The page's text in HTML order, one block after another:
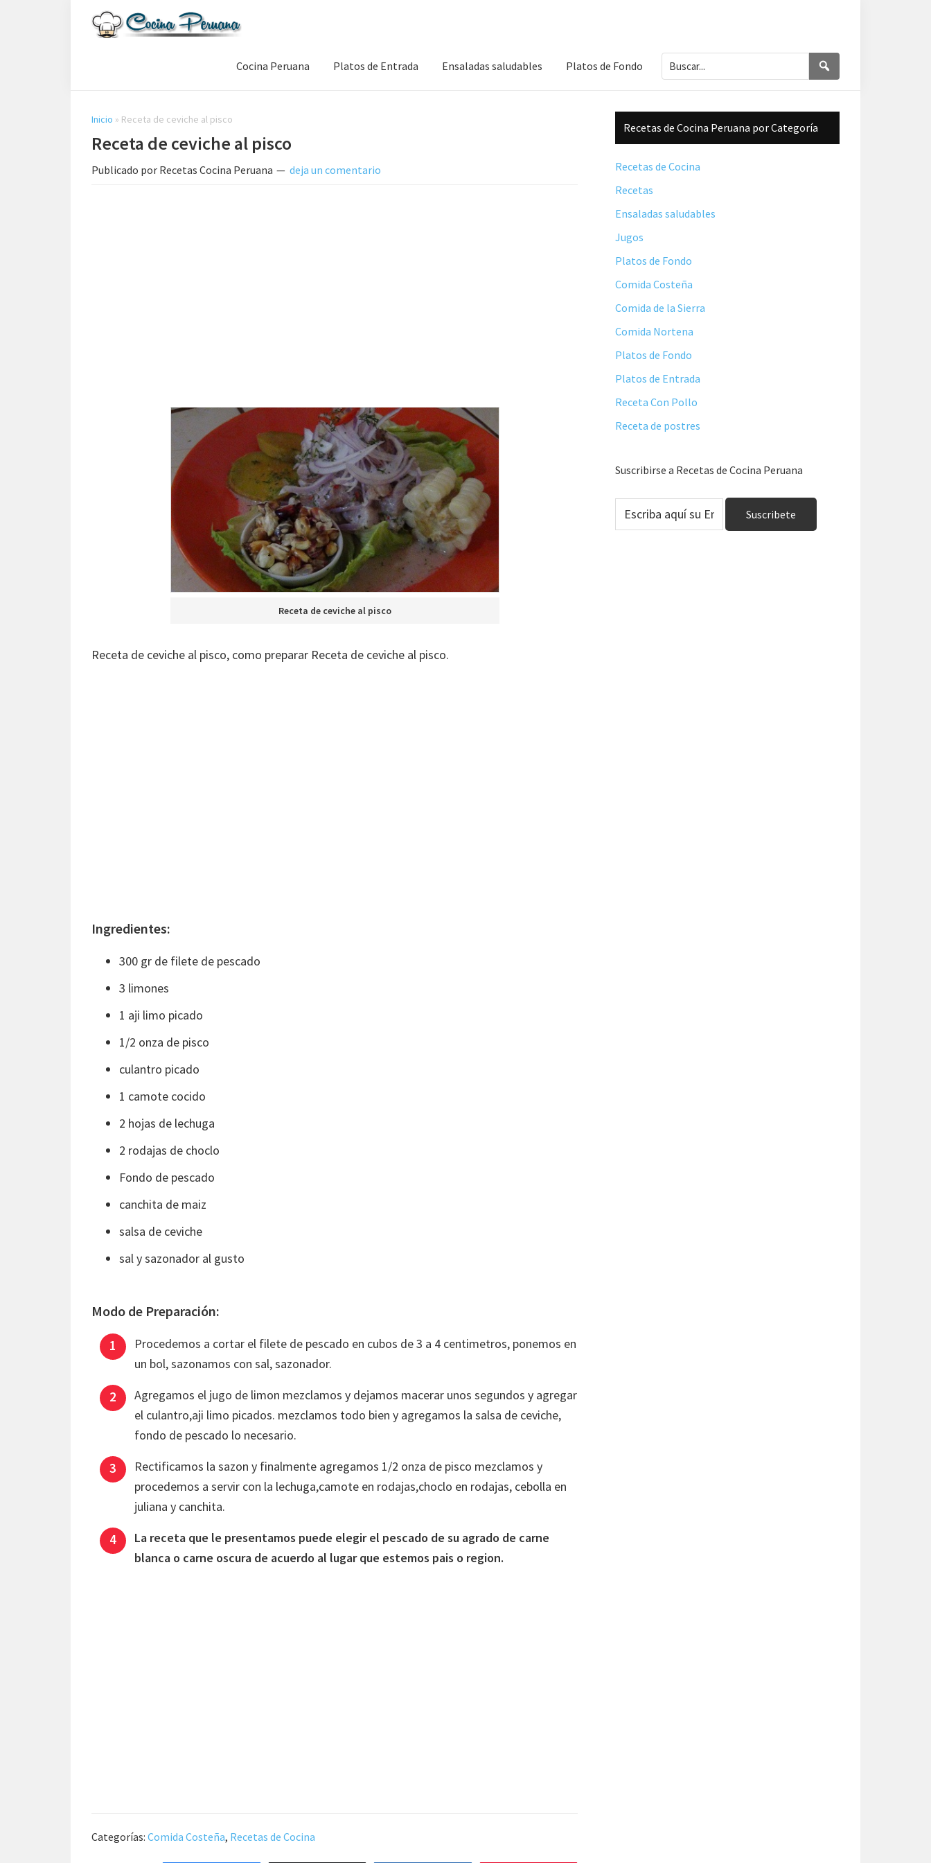
de
Comida
Peruana
Cocina Peruana Platos de Entrada Ensaladas saludables Platos de Fondo Buscar...
Inicio » Receta de ceviche al pisco
Receta de ceviche al pisco
Publicado por Recetas Cocina Peruana deja un comentario
Receta de ceviche al pisco
Receta de ceviche al pisco, como preparar Receta de ceviche al pisco.
Ingredientes:
300 gr de filete de pescado
3 limones
1 aji limo picado
1/2 onza de pisco
culantro picado
1 camote cocido
2 hojas de lechuga
2 rodajas de choclo
Fondo de pescado
canchita de maiz
salsa de ceviche
sal y sazonador al gusto
Modo de Preparación:
Procedemos a cortar el filete de pescado en cubos de 3 a 4 centimetros, ponemos en
un bol, sazonamos con sal, sazonador.
Agregamos el jugo de limon mezclamos y dejamos macerar unos segundos y agregar
el culantro,aji limo picados. mezclamos todo bien y agregamos la salsa de ceviche,
fondo de pescado lo necesario.
Rectificamos la sazon y finalmente agregamos 1/2 onza de pisco mezclamos y
procedemos a servir con la lechuga,camote en rodajas,choclo en rodajas, cebolla en
juliana y canchita.
La receta que le presentamos puede elegir el pescado de su agrado de carne
blanca o carne oscura de acuerdo al lugar que estemos pais o region.
Categorías: Comida Costeña, Recetas de Cocina
Barra
lateral
principal
Recetas de Cocina Peruana por Categoría
Recetas de Cocina
Recetas
Ensaladas saludables
Jugos
Platos de Fondo
Comida Costeña
Comida de la Sierra
Comida Nortena
Platos de Fondo
Platos de Entrada
Receta Con Pollo
Receta de postres
Suscribirse a Recetas de Cocina Peruana